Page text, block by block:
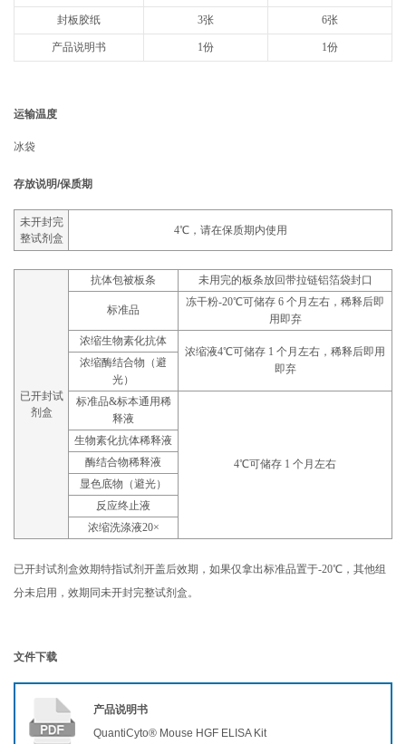
封板胶纸 3张 6张
产品说明书 1份 1份
运输温度
冰袋
存放说明/保质期
未开封完
整试剂盒
4℃，请在保质期内使用
已开封试
剂盒
抗体包被板条 未用完的板条放回带拉链铝箔袋封口
标准品
冻干粉-20℃可储存 6 个月左右，稀释后即
用即弃
浓缩生物素化抗体
浓缩液4℃可储存 1 个月左右，稀释后即用
即弃
浓缩酶结合物（避
光）
标准品&标本通用稀
释液
4℃可储存 1 个月左右
生物素化抗体稀释液
酶结合物稀释液
显色底物（避光）
反应终止液
浓缩洗涤液20×
已开封试剂盒效期特指试剂开盖后效期，如果仅拿出标准品置于-20℃，其他组
分未启用，效期同未开封完整试剂盒。
文件下载
产品说明书
QuantiCyto® Mouse HGF ELISA Kit